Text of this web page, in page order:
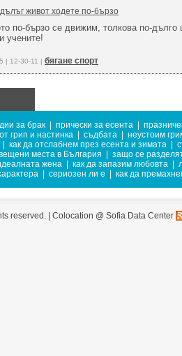
живот ходете по-бързо
по-бързо се движим, толкова по-
учените!
| 12-30-11 | бягане спорт
за брак прически за есента
грип и настинка
съдбата
неустоим
как да отслабнем през есента и зимата
места в България
защо се
жена как да запазим любовта
сериозен ли е как да
reserved. | Colocation @ Sofia Data Center